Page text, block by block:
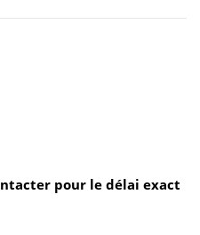
pour le délai exact